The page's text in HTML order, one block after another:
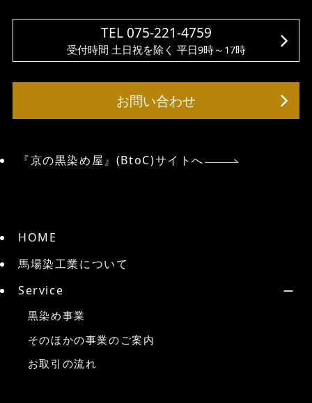
TEL 075-221-4759
受付時間 土日祝を除く 平日9時～17時
お問い合わせ
『京の黒染め屋』(BtoC)サイトへ
HOME
馬場染工業について
Service
黒染め事業
そのほかの事業のご案内
お取引の流れ